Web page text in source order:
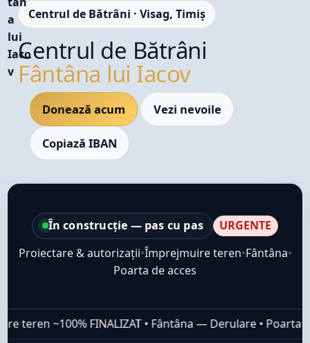
Centrul de Bătrâni · Visag, Timiș
Centrul de Bătrâni
Fântâna lui Iacov
Donează acum Vezi nevoile
Copiază IBAN